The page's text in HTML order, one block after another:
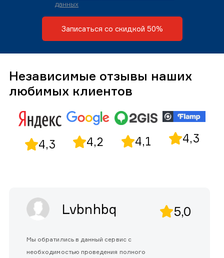
данных
Записаться со скидкой 50%
Независимые отзывы наших
любимых клиентов
4,3 4,2 4,1 4,3
Lvbnhbq 5,0
Мы обратились в данный сервис с
необходимостью проведения полного